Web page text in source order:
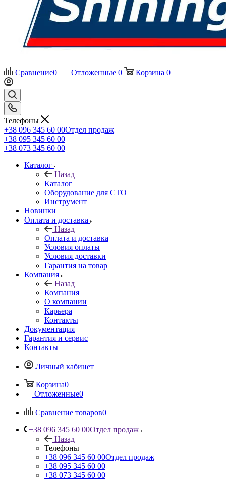
Сравнение0 Отложенные 0 Корзина 0
Телефоны
+38 096 345 60 00Отдел продаж
+38 095 345 60 00
+38 073 345 60 00
Каталог
Назад
Каталог
Оборудование для СТО
Инструмент
Новинки
Оплата и доставка
Назад
Оплата и доставка
Условия оплаты
Условия доставки
Гарантия на товар
Компания
Назад
Компания
О компании
Карьера
Контакты
Документация
Гарантия и сервис
Контакты
Личный кабинет
Корзина0
Отложенные0
Сравнение товаров0
+38 096 345 60 00Отдел продаж
Назад
Телефоны
+38 096 345 60 00Отдел продаж
+38 095 345 60 00
+38 073 345 60 00